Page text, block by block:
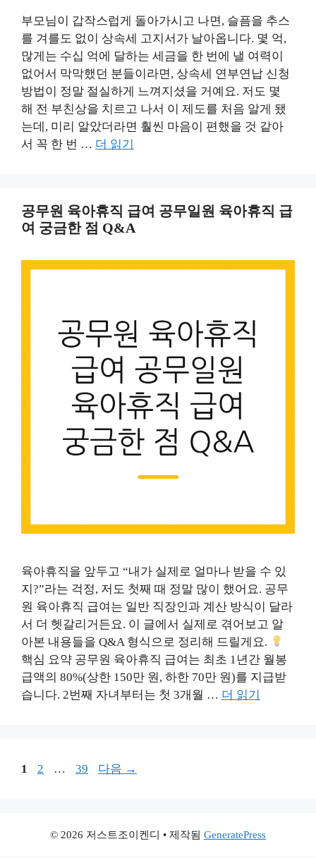
부모님이 갑작스럽게 돌아가시고 나면, 슬픔을 추스
를 겨를도 없이 상속세 고지서가 날아옵니다. 몇 억,
많게는 수십 억에 달하는 세금을 한 번에 낼 여력이
없어서 막막했던 분들이라면, 상속세 연부연납 신청
방법이 정말 절실하게 느껴지셨을 거예요. 저도 몇
해 전 부친상을 치르고 나서 이 제도를 처음 알게 됐
는데, 미리 알았더라면 훨씬 마음이 편했을 것 같아
서 꼭 한 번 … 더 읽기
공무원 육아휴직 급여 공무일원 육아휴직 급
여 궁금한 점 Q&A
육아휴직을 앞두고 “내가 실제로 얼마나 받을 수 있
지?”라는 걱정, 저도 첫째 때 정말 많이 했어요. 공무
원 육아휴직 급여는 일반 직장인과 계산 방식이 달라
서 더 헷갈리거든요. 이 글에서 실제로 겪어보고 알
아본 내용들을 Q&A 형식으로 정리해 드릴게요.
핵심 요약 공무원 육아휴직 급여는 최초 1년간 월봉
급액의 80%(상한 150만 원, 하한 70만 원)를 지급받
습니다. 2번째 자녀부터는 첫 3개월 … 더 읽기
페
1
페
2 …
페
39 다음 →
© 2026 저스트조이켄디 • 제작됨 GeneratePress